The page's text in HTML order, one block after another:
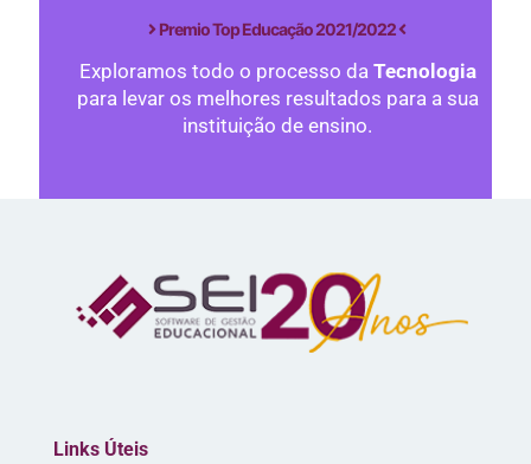
Premio Top Educação 2021/2022
Exploramos todo o processo da Tecnologia
para levar os melhores resultados para a sua
instituição de ensino.
Links Úteis